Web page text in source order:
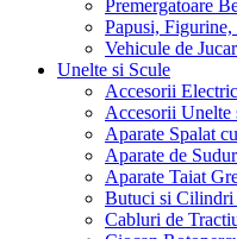
Premergatoare
Papusi, Figurine,
Vehicule de
Unelte si Scule
Accesorii
Accesorii Unelte
Aparate Spalat
Aparate de
Aparate Taiat
Butuci si Cilindri
Cabluri de